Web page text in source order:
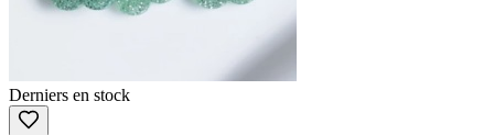
Derniers en stock